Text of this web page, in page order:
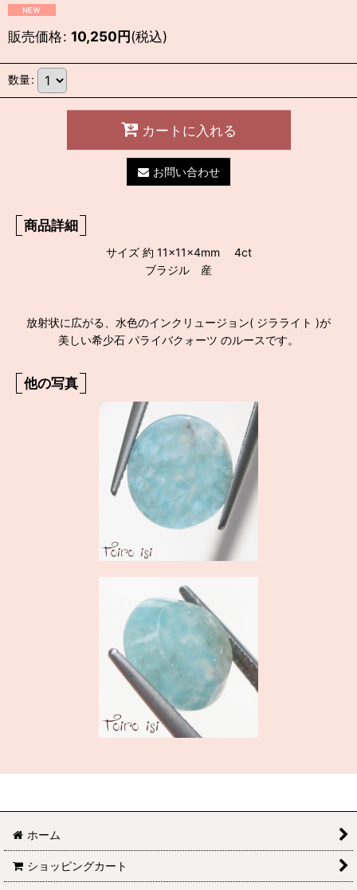
販売価格: 10,250円(税込)
数量:
カートに入れる
お問い合わせ
商品詳細
サイズ 約 11×11×4mm 4ct
ブラジル 産
放射状に広がる、水色のインクリュージョン( ジラライト )が
美しい希少石 パライバクォーツ のルースです。
他の写真
ホーム
ショッピングカート